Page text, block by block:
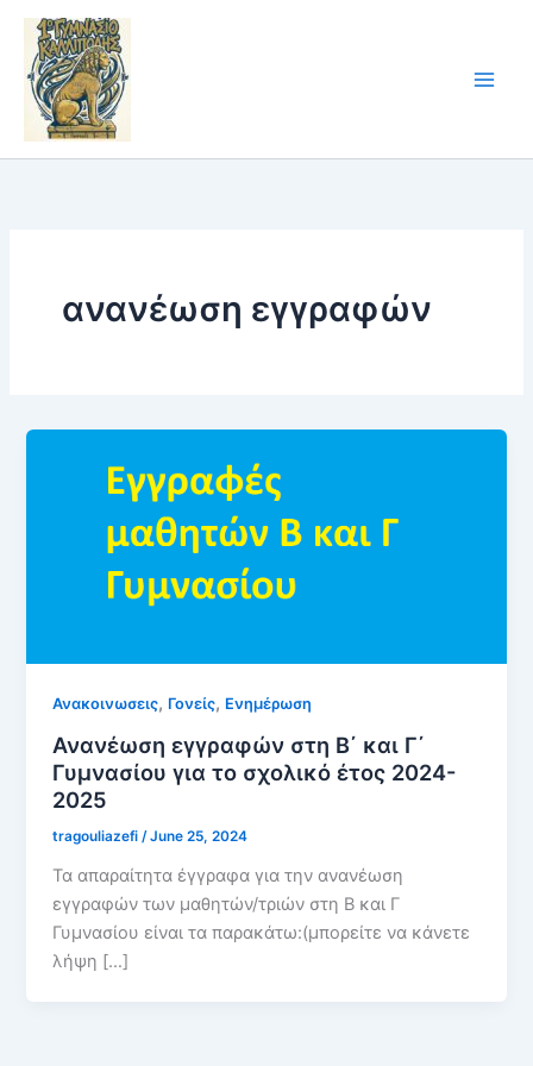
Skip
content
ανανέωση εγγραφών
Ανακοινωσεις, Γονείς, Ενημέρωση
Ανανέωση εγγραφών στη Β΄ και Γ΄
Γυμνασίου για το σχολικό έτος 2024-
2025
tragouliazefi/June 25, 2024
Τα απαραίτητα έγγραφα για την ανανέωση
εγγραφών των μαθητών/τριών στη Β και Γ
Γυμνασίου είναι τα παρακάτω:(μπορείτε να κάνετε
λήψη […]